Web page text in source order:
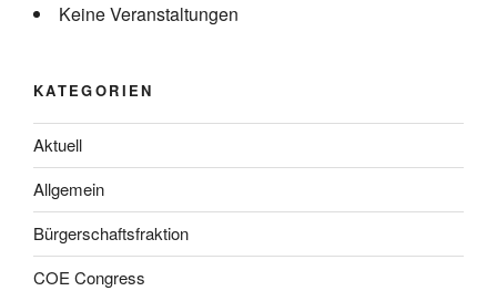
Keine Veranstaltungen
KATEGORIEN
Aktuell
Allgemein
Bürgerschaftsfraktion
COE Congress